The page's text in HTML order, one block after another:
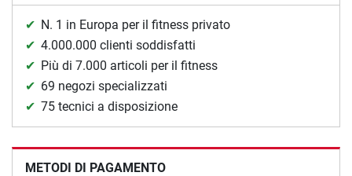
N. 1 in Europa per il fitness privato
4.000.000 clienti soddisfatti
Più di 7.000 articoli per il fitness
69 negozi specializzati
75 tecnici a disposizione
METODI DI PAGAMENTO